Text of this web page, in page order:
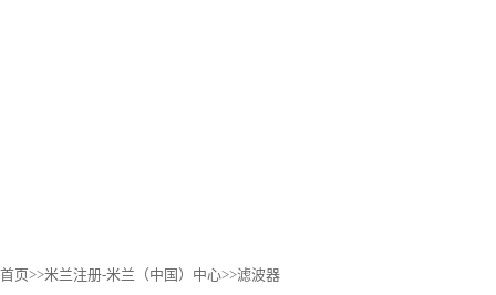
首页>>米兰注册-米兰（中国）中心>>滤波器